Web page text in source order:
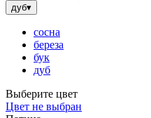
дуб▾
сосна
береза
бук
дуб
Выберите цвет
Цвет не выбран